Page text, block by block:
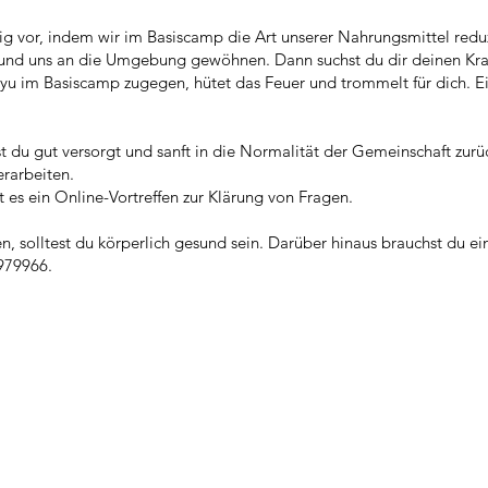
vor, indem wir im Basiscamp die Art unserer Nahrungsmittel
uns an die Umgebung gewöhnen. Dann suchst du dir deinen
im Basiscamp zugegen, hütet das Feuer und trommelt für dich.
du gut versorgt und sanft in die Normalität der Gemeinschaft
ein Online-Vortreffen zur Klärung von Fragen.
solltest du körperlich gesund sein. Darüber hinaus brauchst du